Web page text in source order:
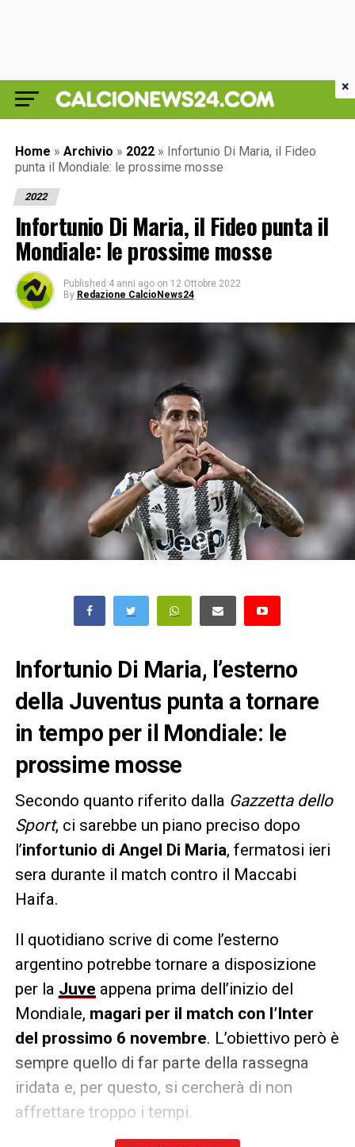
Home » Archivio » 2022 » Infortunio Di Maria, il Fideo
punta il Mondiale: le prossime mosse
2022
Infortunio Di Maria, il Fideo punta il
Mondiale: le prossime mosse
Published 4 anni ago on 12 Ottobre 2022
By Redazione CalcioNews24
Infortunio Di Maria, l’esterno
della Juventus punta a tornare
in tempo per il Mondiale: le
prossime mosse
Secondo quanto riferito dalla Gazzetta dello
Sport, ci sarebbe un piano preciso dopo
l’infortunio di Angel Di Maria, fermatosi ieri
sera durante il match contro il Maccabi
Haifa.
Il quotidiano scrive di come l’esterno
argentino potrebbe tornare a disposizione
per la Juve appena prima dell’inizio del
Mondiale, magari per il match con l’Inter
del prossimo 6 novembre. L’obiettivo però è
sempre quello di far parte della rassegna
iridata e, per questo, si cercherà di non
affrettare troppo i tempi.
×